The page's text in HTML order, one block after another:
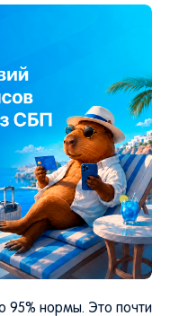
95% нормы. Это почти